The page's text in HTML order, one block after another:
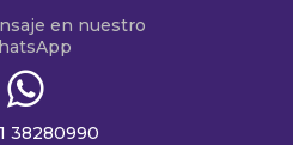
en nuestro
38280990